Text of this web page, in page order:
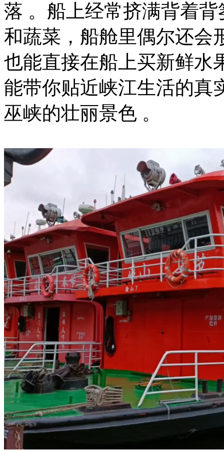
落 。船上经常挤满背着
和蔬菜，船舱里偶尔还会
也能直接在船上买新鲜水
能带你贴近峡江生活的真
巫峡的壮丽景色 。‌‌